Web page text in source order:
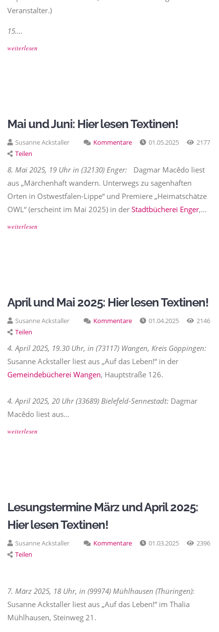
Veranstalter.)
15.…
weiterlesen
Mai und Juni: Hier lesen Textinen!
Susanne Ackstaller Kommentare 01.05.2025
2177
Teilen
8. Mai 2025, 19 Uhr in (32130) Enger: Dagmar Macêdo liest
aus „Märchenhaft wandern. Unterwegs zu sagenhaften
Orten in Ostwestfalen-Lippe“ und Premiere „Heimatschätze
OWL“ (erscheint im Mai 2025) in der Stadtbücherei Enger,…
weiterlesen
April und Mai 2025: Hier lesen Textinen!
Susanne Ackstaller Kommentare 01.04.2025
2146
Teilen
4. April 2025, 19.30 Uhr, in (73117) Wangen, Kreis Göppingen:
Susanne Ackstaller liest aus „Auf das Leben!“ in der
Gemeindebücherei Wangen, Hauptstraße 126.
4. April 2025, 20 Uhr (33689) Bielefeld-Sennestadt: Dagmar
Macêdo liest aus…
weiterlesen
Lesungstermine März und April 2025:
Hier lesen Textinen!
Susanne Ackstaller Kommentare 01.03.2025
2396
Teilen
7. März 2025, 18 Uhr, in (99974) Mühlhausen (Thüringen):
Susanne Ackstaller liest aus „Auf das Leben!“ im Thalia
Mühlhausen, Steinweg 21.